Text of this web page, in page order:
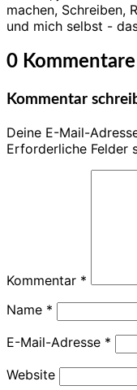
machen, Schreiben,
und mich selbst -
0 Kommentare
Kommentar
Deine E-Mail-
Erforderliche Felder
Kommentar *
Name *
E-Mail-Adresse *
Website